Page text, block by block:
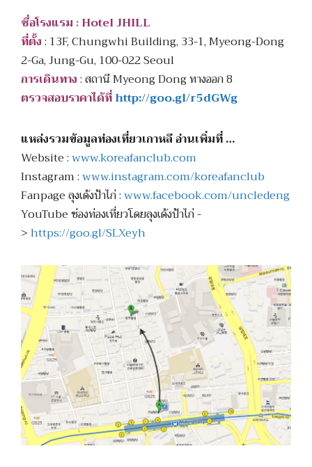
ชื่อโรงแรม :Hotel JHILL
ที่ตั้ง: 13F, Chungwhi Building, 33-1, Myeong-Dong
2-Ga, Jung-Gu, 100-022 Seoul
การเดินทาง: สถานี Myeong Dong ทางออก 8
ตรวจสอบราคาได้ที่http://goo.gl/r5dGWg
แหล่งรวมข้อมูลท่องเที่ยวเกาหลี อ่านเพิ่มที่ …
Website :www.koreafanclub.com
Instagram :www.instagram.com/koreafanclub
Fanpage ลุงเด้งป้าไก่ :www.facebook.com/uncledeng
YouTube ช่องท่องเที่ยวโดยลุงเด้งป้าไก่ -
>https://goo.gl/SLXeyh